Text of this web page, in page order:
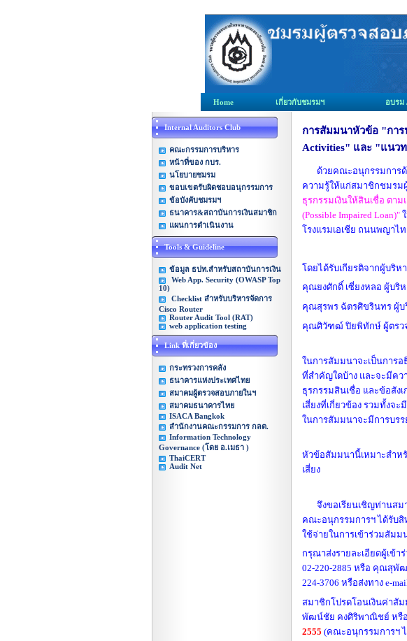
Home เกี่ยวกับชมรมฯ อบรม
Internal Auditors Club
คณะกรรมการบริหาร
หน้าที่ของ กบร.
นโยบายชมรม
ขอบเขตรับผิดชอบอนุกรรมการ
ข้อบังคับชมรมฯ
ธนาคาร&สถาบันการเงินสมาชิก
แผนการดำเนินงาน
Tools & Guideline
ข้อมูล ธปท.สำหรับสถาบันการเงิน
Web App. Security (OWASP Top
10)
Checklist สำหรับบริหารจัดการ
Cisco Router
Router Audit Tool (RAT)
web application testing
Link ที่เกี่ยวข้อง
กระทรวงการคลัง
ธนาคารแห่งประเทศไทย
สมาคมผู้ตรวจสอบภายในฯ
สมาคมธนาคารไทย
ISACA Bangkok
สำนักงานคณะกรรมการ กลต.
Information Technology
Governance (โดย อ.เมธา )
ThaiCERT
Audit Net
การสัมมนาหัวข้อ "การ
Activities" และ "แนวท
ด้วยคณะอนุกรรมการ
ความรู้ให้แก่สมาชิกชมรม
ธุรกรรมเงินให้สินเชื่อ ตา
(Possible Impaired Loan)"
โรงแรมเอเชีย ถนนพญาไท
โดยได้รับเกียรติจากผู้บริห
คุณยงศักดิ์ เซี่ยงหลอ ผู้บริ
คุณสุรพร ฉัตรศิขรินทร ผู้บ
คุณศิวัฑฒ์ ปิยพิทักษ์ ผู้ตรวจ
ในการสัมมนาจะเป็นการ
ที่สำคัญใดบ้าง และจะมีคว
ธุรกรรมสินเชื่อ และข้อสัง
เสี่ยงที่เกี่ยวข้อง รวมทั้งจ
ในการสัมมนาจะมีการบรร
หัวข้อสัมมนานี้เหมาะสำห
เสี่ยง
จึงขอเรียนเชิญท่านสม
คณะอนุกรรมการฯ ได้รับสิ
ใช้จ่ายในการเข้าร่วมสัมม
กรุณาส่งรายละเอียดผู้เข้
02-220-2885 หรือ คุณสุ
224-3706 หรือส่งทาง e-
สมาชิกโปรดโอนเงินค่าสั
พัฒน์ชัย คงศิริพาณิชย์ หรือ
2555 (คณะอนุกรรมการฯ